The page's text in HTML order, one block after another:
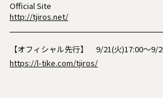
Official Site
http://tjiros.net/
【オフィシャル先行】 9/21(火)17:00～9/
https://l-tike.com/tjiros/